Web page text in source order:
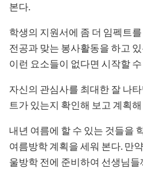
본다.
학생의 지원서에 좀 더 임펙트
전공과 맞는 봉사활동을 하고
이런 요소들이 없다면 시작할
자신의 관심사를 최대한 잘 나
트가 있는지 확인해 보고 계획
내년 여름에 할 수 있는 것들을
여름방학 계획을 세워 본다. 만
울방학 전에 준비하여 선생님